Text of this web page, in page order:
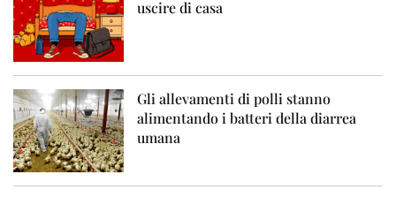
uscire di casa
Gli allevamenti di polli stanno
alimentando i batteri della diarrea
umana